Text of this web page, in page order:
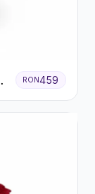
RON459